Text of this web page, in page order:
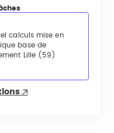
calculs mise en
base de
Lille (59)